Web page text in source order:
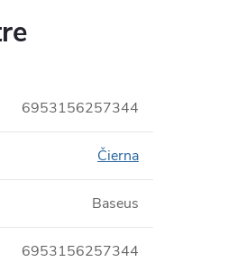
6953156257344
Čierna
Baseus
6953156257344